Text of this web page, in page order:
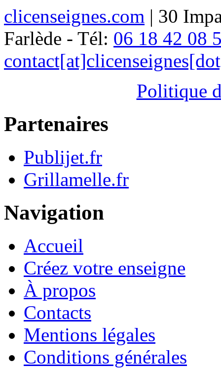
clicenseignes.com | 30
Farlède - Tél: 06 18 42 08
Politique
Partenaires
Publijet.fr
Grillamelle.fr
Navigation
Accueil
Créez votre enseigne
À propos
Contacts
Mentions légales
Conditions générales